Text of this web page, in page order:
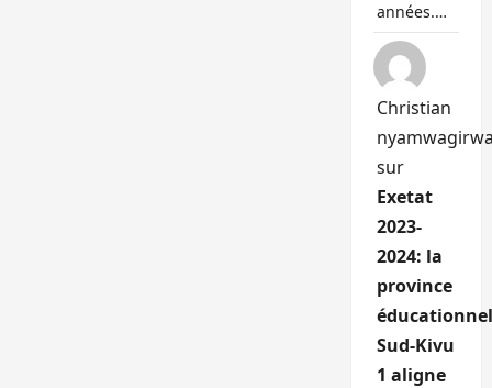
années.…
Christian
sur
Exetat
2023-
2024: la
province
Sud-Kivu
1 aligne